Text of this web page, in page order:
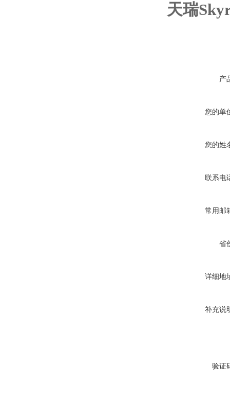
天瑞
产
您的单
您的姓
联系电
常用邮
省
详细地
补充说
验证